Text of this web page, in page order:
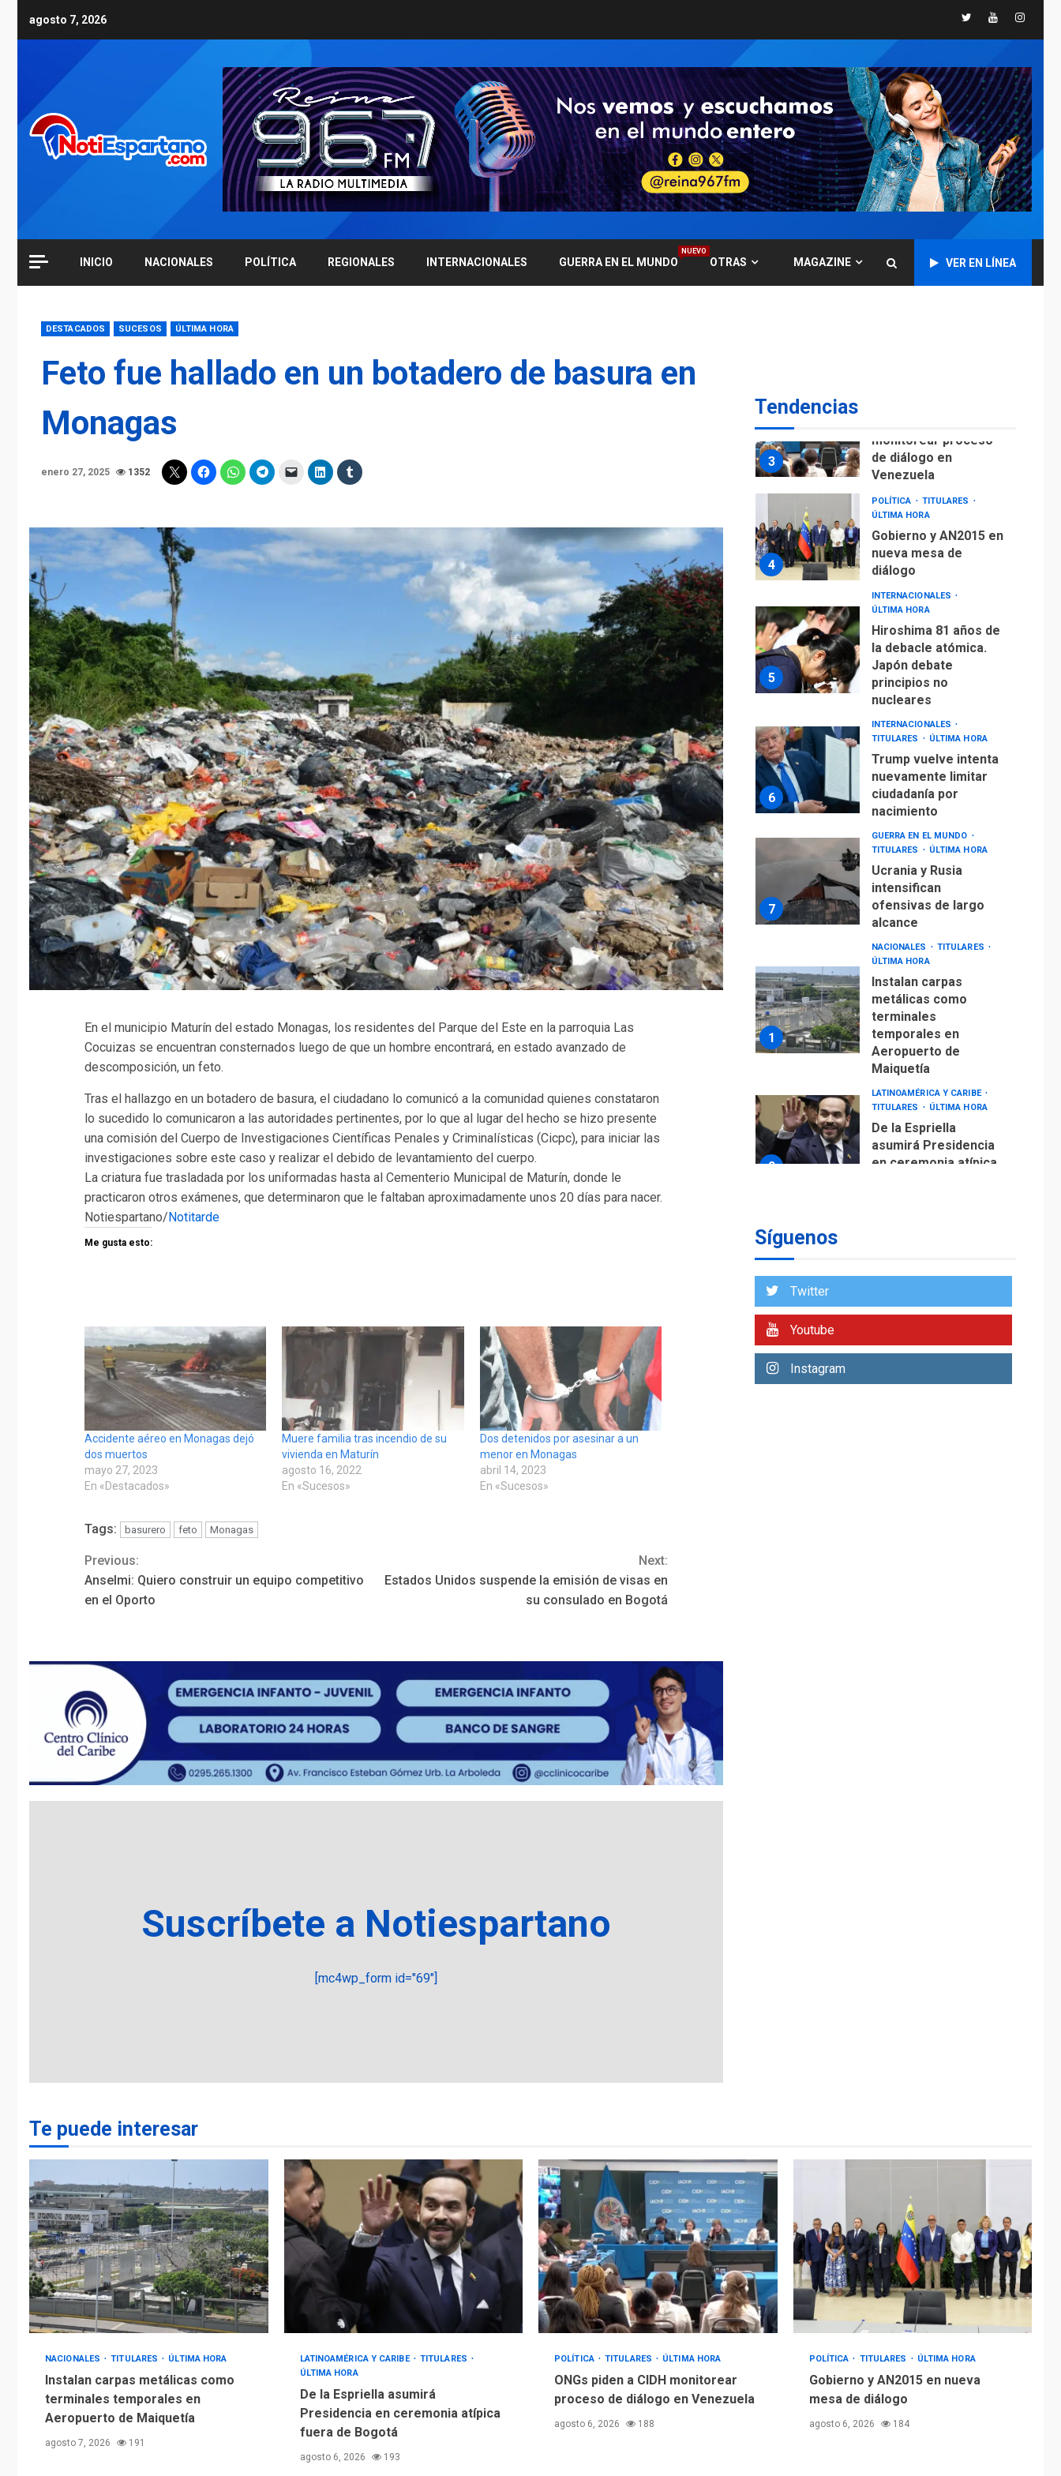
agosto 7, 2026 TwitterYoutube
INICIO NACIONALES POLÍTICA REGIONALES INTERNACIONALES GUERRA EN EL MUNDO
NUEVO
OTRAS MAGAZINE VER EN LÍNEA
DESTACADOS SUCESOS ÚLTIMA HORA
Feto fue hallado en un botadero de basura en
Monagas
enero 27, 2025 1352
En el municipio Maturín del estado Monagas, los residentes del Parque del Este en la parroquia Las
Cocuizas se encuentran consternados luego de que un hombre encontrará, en estado avanzado de
descomposición, un feto.
Tras el hallazgo en un botadero de basura, el ciudadano lo comunicó a la comunidad quienes constataron
lo sucedido lo comunicaron a las autoridades pertinentes, por lo que al lugar del hecho se hizo presente
una comisión del Cuerpo de Investigaciones Científicas Penales y Criminalísticas (Cicpc), para iniciar las
investigaciones sobre este caso y realizar el debido de levantamiento del cuerpo.
La criatura fue trasladada por los uniformadas hasta al Cementerio Municipal de Maturín, donde le
practicaron otros exámenes, que determinaron que le faltaban aproximadamente unos 20 días para nacer.
Notiespartano/ Notitarde
Me gusta esto:
Accidente aéreo en Monagas dejó
dos muertos
mayo 27, 2023
En «Destacados»
Muere familia tras incendio de su
vivienda en Maturín
agosto 16, 2022
En «Sucesos»
Dos detenidos por asesinar a un
menor en Monagas
abril 14, 2023
En «Sucesos»
Tags: basurero feto Monagas
Continue
Reading
Previous:
Anselmi: Quiero construir un equipo competitivo
en el Oporto
Next:
Estados Unidos suspende la emisión de visas en
su consulado en Bogotá
Suscríbete a Notiespartano
[mc4wp_form id="69"]
Tendencias
7
GUERRA EN EL MUNDO
Ucrania y Rusia
intensifican
ofensivas de largo
alcance
NACIONALES
TITULARES
ÚLTIMA HORA
Instalan carpas
metálicas como
terminales
Aeropuerto de
3
monitorear proceso
de diálogo en
Venezuela
4
POLÍTICA
TITULARES
ÚLTIMA HORA
Gobierno y AN2015 en
nueva mesa de
diálogo
5
INTERNACIONALES
ÚLTIMA HORA
Hiroshima 81 años de
la debacle atómica.
Japón debate
principios no
nucleares
6
INTERNACIONALES
TITULARES
ÚLTIMA HORA
Trump vuelve intenta
nuevamente limitar
ciudadanía por
nacimiento
7
GUERRA EN EL MUNDO
TITULARES
ÚLTIMA HORA
Ucrania y Rusia
intensifican
ofensivas de largo
alcance
1
NACIONALES
TITULARES
ÚLTIMA HORA
Instalan carpas
metálicas como
terminales
temporales en
Aeropuerto de
Maiquetía
2
LATINOAMÉRICA Y CARIBE
TITULARES
ÚLTIMA HORA
De la Espriella
asumirá Presidencia
en ceremonia atípica
3
de diálogo en
4
POLÍTICA
TITULARES
Gobierno y AN2015 en
diálogo
Síguenos
Twitter
Youtube
Instagram
Te puede interesar
NACIONALES TITULARES ÚLTIMA HORA
Instalan carpas metálicas como
terminales temporales en
Aeropuerto de Maiquetía
agosto 7, 2026 191
LATINOAMÉRICA Y CARIBE
TITULARES
ÚLTIMA HORA
De la Espriella asumirá
Presidencia en ceremonia atípica
fuera de Bogotá
agosto 6, 2026 193
POLÍTICA TITULARES ÚLTIMA HORA
ONGs piden a CIDH monitorear
proceso de diálogo en Venezuela
agosto 6, 2026 188
POLÍTICA TITULARES ÚLTIMA HORA
Gobierno y AN2015 en nueva
mesa de diálogo
agosto 6, 2026 184